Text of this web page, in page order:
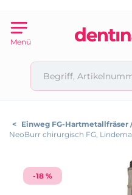
Menü
< Einweg FG-Hartmetallfräser
NeoBurr chirurgisch FG,
-18 %